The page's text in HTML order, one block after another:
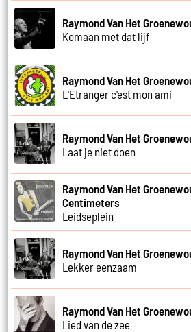
Raymond Van Het
Komaan met dat lijf
Raymond Van Het
L'Etranger c'est mon ami
Raymond Van Het
Laat je niet doen
Raymond Van Het
Centimeters
Leidseplein
Raymond Van Het
Lekker eenzaam
Raymond Van Het
Lied van de zee